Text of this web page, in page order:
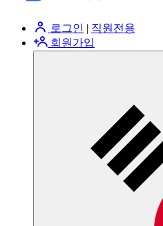
로그인 | 직원전용
회원가입